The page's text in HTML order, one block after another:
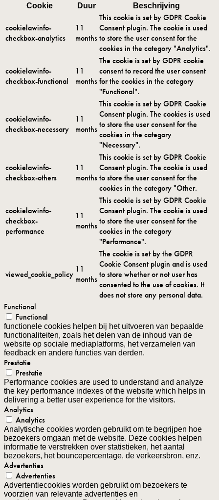
Cookie
Duur Beschrijving
cookielawinfo-
checkbox-analytics
11
months
This cookie is set by GDPR Cookie
Consent plugin. The cookie is used
to store the user consent for the
cookies in the category "Analytics".
cookielawinfo-
checkbox-functional
11
months
The cookie is set by GDPR cookie
consent to record the user consent
for the cookies in the category
"Functional".
cookielawinfo-
checkbox-necessary
11
months
This cookie is set by GDPR Cookie
Consent plugin. The cookies is used
to store the user consent for the
cookies in the category
"Necessary".
cookielawinfo-
checkbox-others
11
months
This cookie is set by GDPR Cookie
Consent plugin. The cookie is used
to store the user consent for the
cookies in the category "Other.
cookielawinfo-
checkbox-
performance
11
months
This cookie is set by GDPR Cookie
Consent plugin. The cookie is used
to store the user consent for the
cookies in the category
"Performance".
viewed_cookie_policy
11
months
The cookie is set by the GDPR
Cookie Consent plugin and is used
to store whether or not user has
consented to the use of cookies. It
does not store any personal data.
Functional
Functional
functionele cookies helpen bij het uitvoeren van bepaalde
functionaliteiten, zoals het delen van de inhoud van de
website op sociale mediaplatforms, het verzamelen van
feedback en andere functies van derden.
Prestatie
Prestatie
Performance cookies are used to understand and analyze
the key performance indexes of the website which helps in
delivering a better user experience for the visitors.
Analytics
Analytics
Analytische cookies worden gebruikt om te begrijpen hoe
bezoekers omgaan met de website. Deze cookies helpen
informatie te verstrekken over statistieken, het aantal
bezoekers, het bouncepercentage, de verkeersbron, enz.
Advertenties
Advertenties
Advertentiecookies worden gebruikt om bezoekers te
voorzien van relevante advertenties en